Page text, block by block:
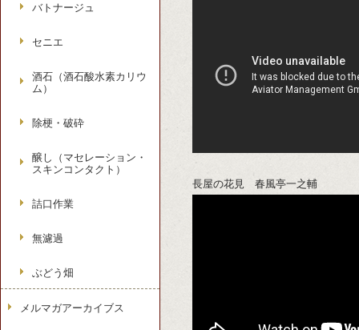
長屋の花見 春風亭一之輔
バトナージュ
セニエ
酒石（酒石酸水素カリウ
ム）
除梗・破砕
醸し（マセレーション・
スキンコンタクト）
詰口作業
無濾過
ぶどう畑
メルマガアーカイブス